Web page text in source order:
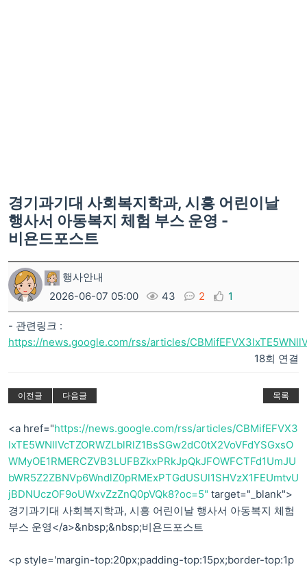
경기과기대 사회복지학과, 시흥 어린이날
행사서 아동복지 체험 부스 운영 -
비욘드포스트
행사안내
2026-06-07 05:00
43 2 1
- 관련링크 :
https://news.google.com/rss/articles/
18회 연결
이전글 다음글 목록
<a href="https://news.google.com/rss/articles/CBMifEFVX3
lxTE5WNllVcTZORWZLblRlZ1BsSGw2dC0tX2VoVFdYSGxsO
WMyOE1RMERCZVB3LUFBZkxPRkJpQkJFOWFCTFd1UmJU
bWR5Z2ZBNVp6WndlZ0pRMExPTGdUSUl1SHVzX1FEUmtvU
jBDNUczOF9oUWxvZzZnQ0pVQk8?oc=5" target="_blank">
경기과기대 사회복지학과, 시흥 어린이날 행사서 아동복지 체험
부스 운영</a>&nbsp;&nbsp;비욘드포스트
<p style='margin-top:20px;padding-top:15px;border-top:1p